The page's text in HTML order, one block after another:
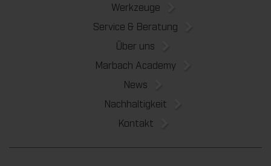
Werkzeuge
Service & Beratung
Über uns
Marbach Academy
News
Nachhaltigkeit
Kontakt